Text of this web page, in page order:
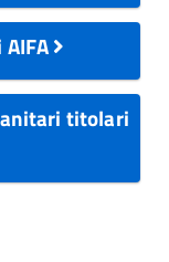
titolari